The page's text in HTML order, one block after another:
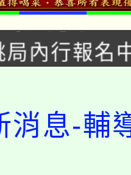
! 於龍潭區
內行報名
日，桃園電
市運動會8/
泳池舉行。
入戶享有免
消息-輔